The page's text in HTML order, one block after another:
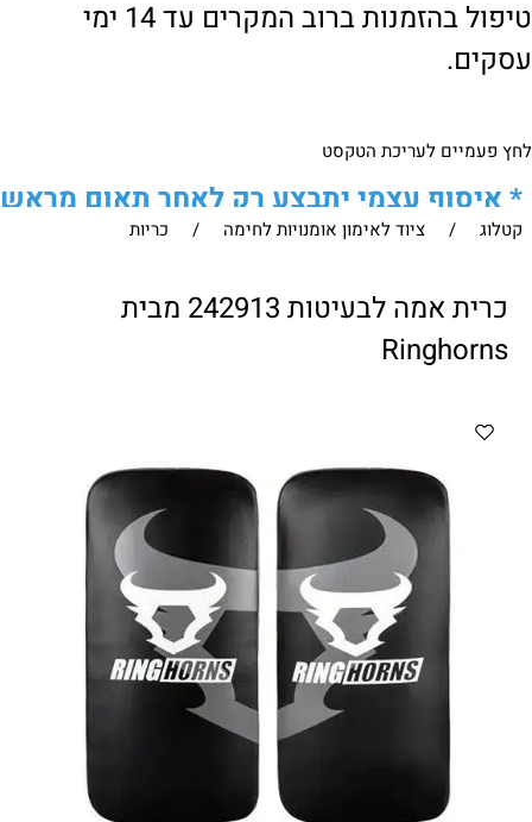
טיפול בהזמנות ברוב המקרים עד 14 ימי
עסקים.
לחץ פעמיים לעריכת הטקסט
* איסוף עצמי יתבצע רק לאחר תאום מראש
של הלקוח מול נציגנו!
ווטצאפ (הודעות בלבד ):
052-8059900
מענה טלפוני:
בין השעות 9:00-17:00
לחיצת כפתור
דוא"ל:citysport1@013.net
citysport2@013.net
קטלוג / ציוד לאימון אומנויות לחימה / כריות
כרית אמה לבעיטות 242913 מבית
Ringhorns